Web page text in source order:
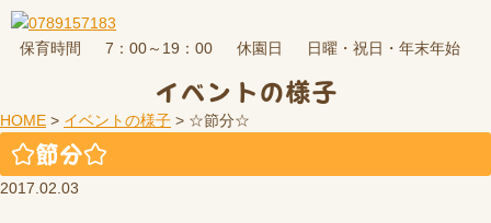
保育時間 7：00～19：00 休園日 日曜・祝日・年末年始
イベントの様子
HOME > イベントの様子 > ☆節分☆
☆節分☆
2017.02.03